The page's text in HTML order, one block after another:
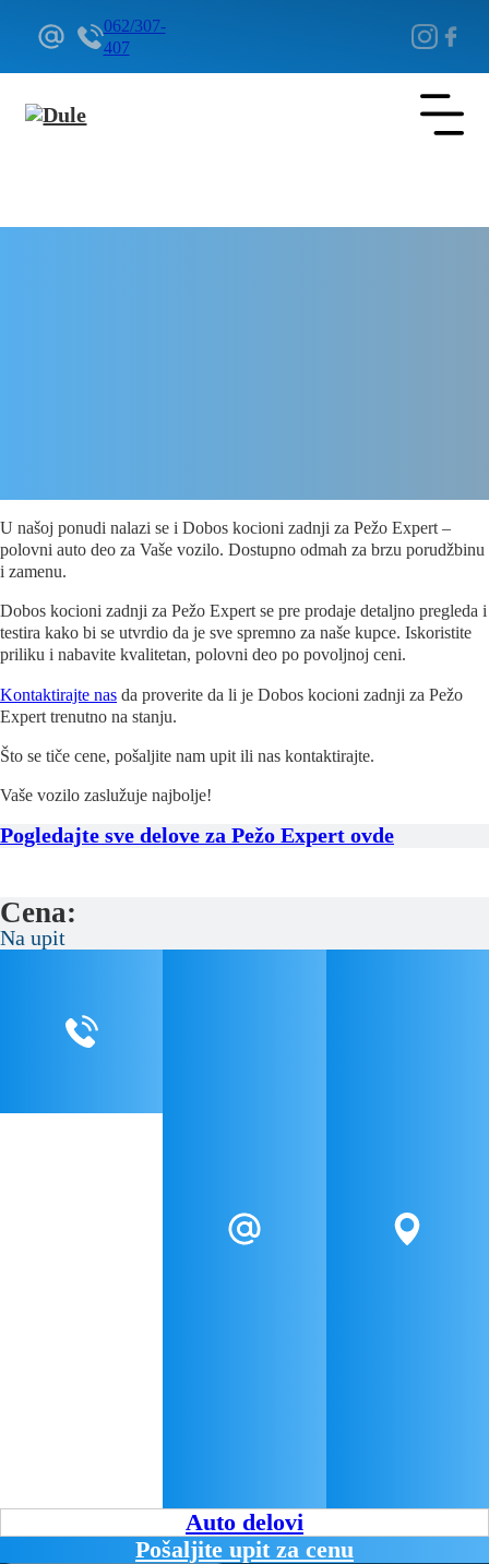
062/307-
407
U našoj ponudi nalazi se i Dobos kocioni zadnji za Pežo Expert –
polovni auto deo za Vaše vozilo. Dostupno odmah za brzu porudžbinu
i zamenu.
Dobos kocioni zadnji za Pežo Expert se pre prodaje detaljno pregleda i
testira kako bi se utvrdio da je sve spremno za naše kupce. Iskoristite
priliku i nabavite kvalitetan, polovni deo po povoljnoj ceni.
Kontaktirajte nas da proverite da li je Dobos kocioni zadnji za Pežo
Expert trenutno na stanju.
Što se tiče cene, pošaljite nam upit ili nas kontaktirajte.
Vaše vozilo zaslužuje najbolje!
Pogledajte sve delove za Pežo Expert ovde
Cena:
Na upit
Auto delovi
Pošaljite upit za cenu